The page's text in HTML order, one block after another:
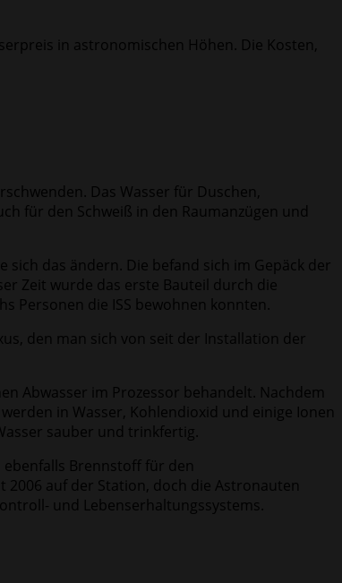
in astronomischen Höhen. Die Kosten,
Das Wasser für Duschen,
für den Schweiß in den Raumanzügen und
das ändern. Die befand sich im Gepäck der
Zeit wurde das erste Bauteil durch die
Personen die ISS bewohnen konnten.
den man sich von seit der Installation der
Abwasser im Prozessor behandelt. Nachdem
in Wasser, Kohlendioxid und einige Ionen
sauber und trinkfertig.
Brennstoff für den
2006 auf der Station, doch die Astronauten
und Lebenserhaltungssystems.